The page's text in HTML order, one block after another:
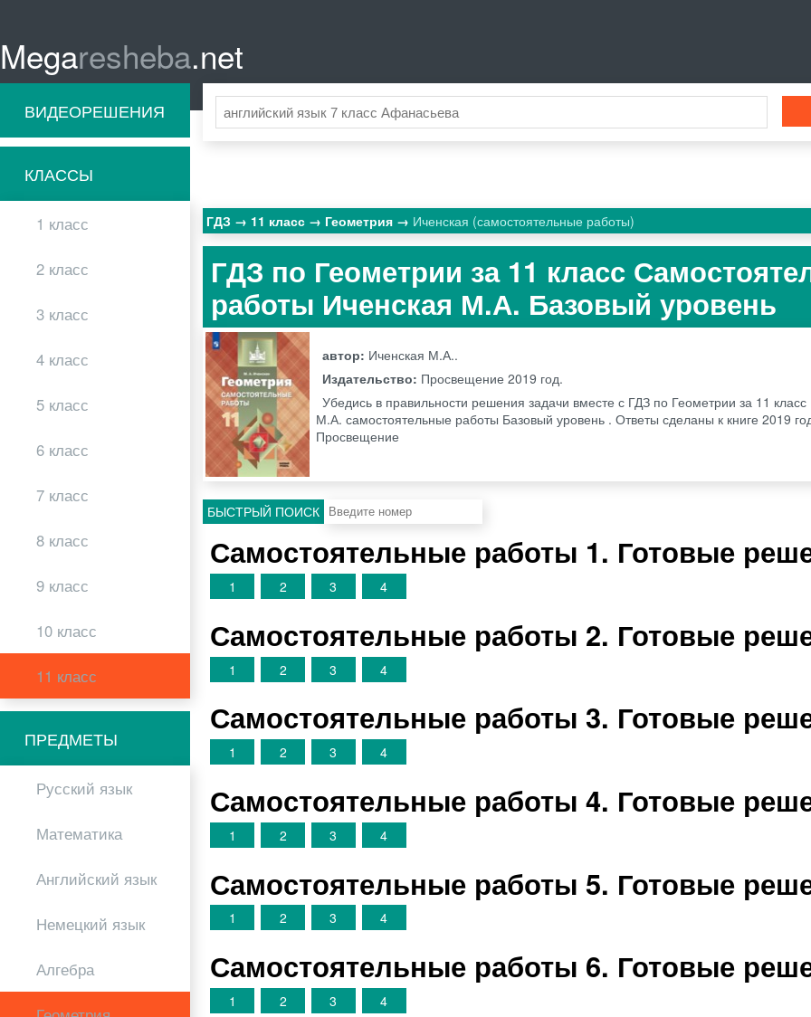
Megaresheba.net
ВИДЕОРЕШЕНИЯ
КЛАССЫ
1 класс
2 класс
3 класс
4 класс
5 класс
6 класс
7 класс
8 класс
9 класс
10 класс
11 класс
ПРЕДМЕТЫ
Русский язык
Математика
Английский язык
Немецкий язык
Алгебра
ГДЗ 11 класс Геометрия Иченская (самостоятельные работы)
ГДЗ по Геометрии за 11 класс
работы Иченская М.А. Базовый уровень
автор: Иченская М.А..
Издательство: Просвещение 2019 год.
Убедись в правильности решения задачи вместе с ГДЗ по Геометрии за 11 класс
М.А. самостоятельные работы Базовый уровень . Ответы сделаны к книге 2019
Просвещение
БЫСТРЫЙ ПОИСК
Самостоятельные работы 1. Готовые
1 2 3 4
Самостоятельные работы 2. Готовые
1 2 3 4
Самостоятельные работы 3. Готовые
1 2 3 4
Самостоятельные работы 4. Готовые
1 2 3 4
Самостоятельные работы 5. Готовые
1 2 3 4
Самостоятельные работы 6. Готовые
1 2 3 4